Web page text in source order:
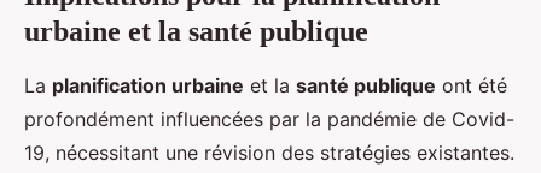
urbaine et la santé publique
La planification urbaine et la santé publique ont été
profondément influencées par la pandémie de Covid-
19, nécessitant une révision des stratégies existantes.